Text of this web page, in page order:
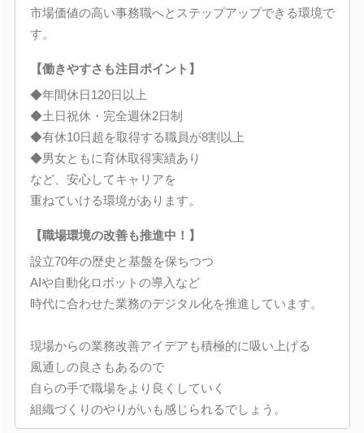
市場価値の高い事務職へとステップアップできる環境で
す。
【働きやすさも注目ポイント】
◆年間休日120日以上
◆土日祝休・完全週休2日制
◆有休10日超を取得する職員が8割以上
◆男女ともに育休取得実績あり
など、安心してキャリアを
重ねていける環境があります。
【職場環境の改善も推進中！】
設立70年の歴史と基盤を保ちつつ
AIや自動化ロボットの導入など
時代に合わせた業務のデジタル化を推進しています。
現場からの業務改善アイデアも積極的に吸い上げる
風通しの良さもあるので
自らの手で職場をより良くしていく
組織づくりのやりがいも感じられるでしょう。